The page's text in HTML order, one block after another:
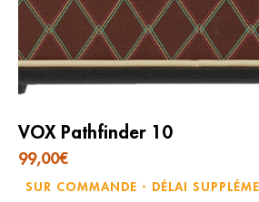
VOX Pathfinder 10
99,00€
SUR COMMANDE - DÉLAI